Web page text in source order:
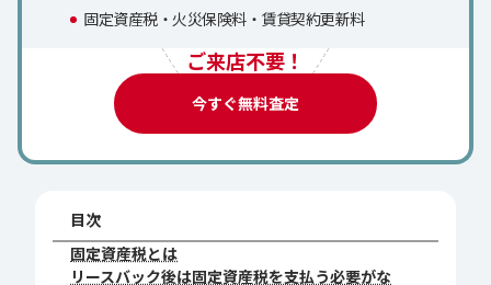
固定資産税・火災保険料・賃貸契約更新料
ご来店不要！
今すぐ無料査定
目次
固定資産税とは
リースバック後は固定資産税を支払う必要がな